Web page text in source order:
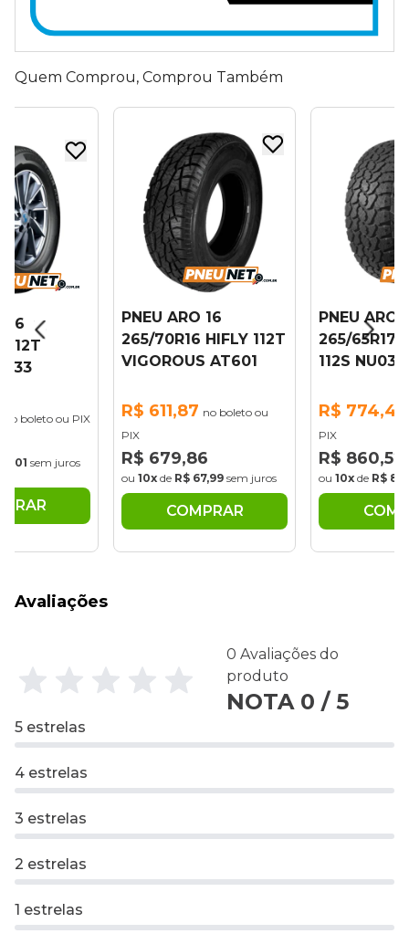
Quem Comprou, Comprou Também
16
112T
no boleto ou PIX
sem juros
PNEU ARO 16
265/70R16 HIFLY 112T
VIGOROUS AT601
R$ 611,87 no boleto ou
PIX
R$ 679,86
ou 10x de R$ 67,99 sem juros
COMPRAR
PNEU ARO
265/65R17
112S NU033
R$ 774,47
PIX
R$ 860,52
ou 10x de R$
Avaliações
0 Avaliações do
produto
NOTA 0 / 5
5 estrelas
4 estrelas
3 estrelas
2 estrelas
1 estrelas